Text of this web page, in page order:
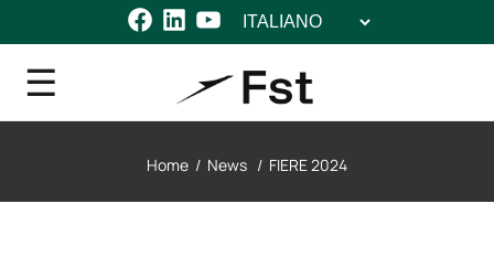
Facebook
LinkedIn
YouTube
Scegli
Home / News / FIERE 2024